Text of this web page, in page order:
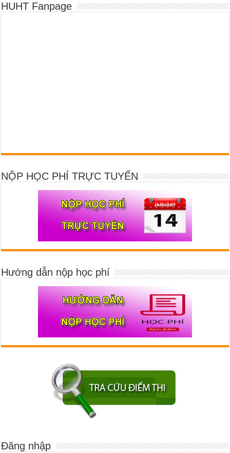
HUHT Fanpage
NỘP HỌC PHÍ TRỰC TUYẾN
Hướng dẫn nộp học phí
Đăng nhập